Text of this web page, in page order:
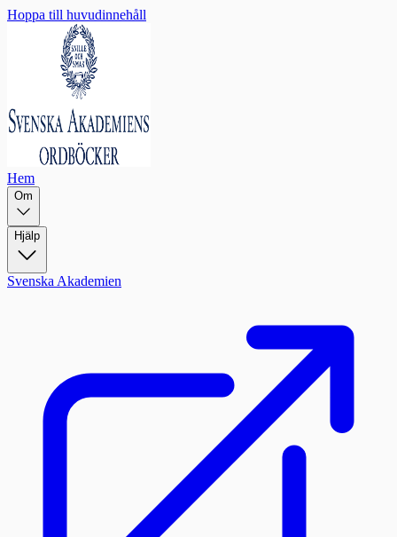
Hoppa till huvudinnehåll
Hem
Om
Hjälp
Svenska Akademien